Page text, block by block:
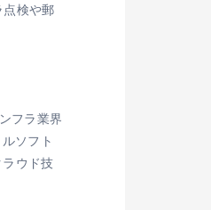
検や郵
フラ業界
ソフト
ウド技